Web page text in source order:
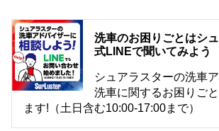
洗車のお困りごとはシ
式LINEで聞いてみよう
シュアラスターの洗車
洗車に関するお困りご
ます!（土日含む10:00-17:00まで）